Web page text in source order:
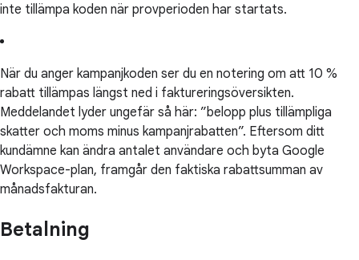
inte tillämpa koden när provperioden har startats.
När du anger kampanjkoden ser du en notering om att 10 %
rabatt tillämpas längst ned i faktureringsöversikten.
Meddelandet lyder ungefär så här: ”belopp plus tillämpliga
skatter och moms minus kampanjrabatten”. Eftersom ditt
kundämne kan ändra antalet användare och byta Google
Workspace-plan, framgår den faktiska rabattsumman av
månadsfakturan.
Betalning